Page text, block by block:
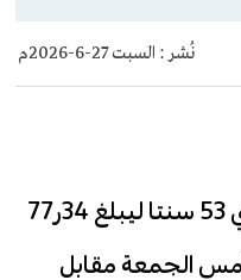
نُشر : السبت 27-6-2026م
ارتفع سعر برميل النفط الكويتي 53 سنتا ليبلغ 34ر77
أمس الجمعة مقابل